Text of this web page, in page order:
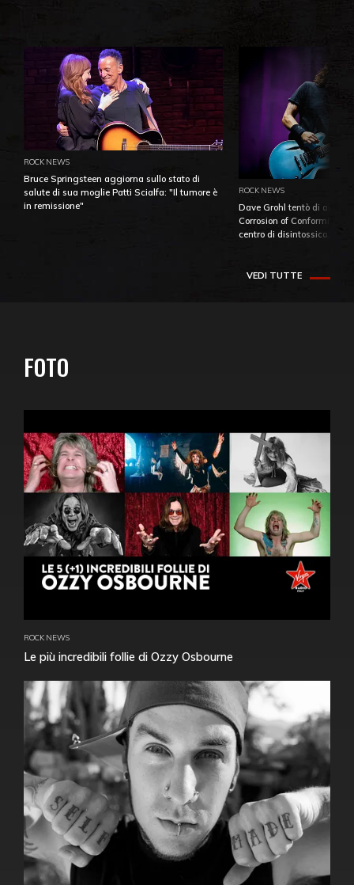
ROCK NEWS
Bruce Springsteen aggiorna sullo stato di
salute di sua moglie Patti Scialfa: "Il tumore è
in remissione"
ROCK NEWS
Dave Grohl tentò di
Corrosion of Conformity
centro di
VEDI TUTTE
FOTO
ROCK NEWS
Le più incredibili follie di Ozzy Osbourne